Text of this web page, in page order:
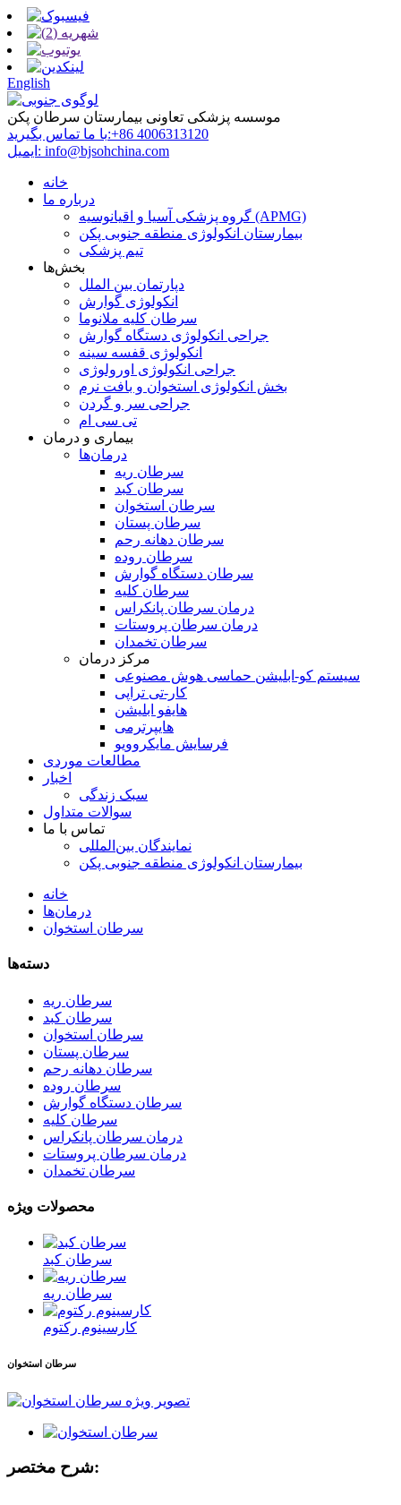
English
موسسه پزشکی تعاونی بیمارستان سرطان پکن
با ما تماس بگیرید:‎+86 4006313120‎
ایمیل: info@bjsohchina.com
خانه
درباره ما
گروه پزشکی آسیا و اقیانوسیه (APMG)
بیمارستان انکولوژی منطقه جنوبی پکن
تیم پزشکی
بخش‌ها
دپارتمان بین الملل
انکولوژی گوارش
سرطان کلیه ملانوما
جراحی انکولوژی دستگاه گوارش
انکولوژی قفسه سینه
جراحی انکولوژی اورولوژی
بخش انکولوژی استخوان و بافت نرم
جراحی سر و گردن
تی سی ام
بیماری و درمان
درمان‌ها
سرطان ریه
سرطان کبد
سرطان استخوان
سرطان پستان
سرطان دهانه رحم
سرطان روده
سرطان دستگاه گوارش
سرطان کلیه
درمان سرطان پانکراس
درمان سرطان پروستات
سرطان تخمدان
مرکز درمان
سیستم کو-ابلیشن حماسی هوش مصنوعی
کار-تی تراپی
هایفو ابلیشن
هایپرترمی
فرسایش مایکروویو
مطالعات موردی
اخبار
سبک زندگی
سوالات متداول
تماس با ما
نمایندگان بین‌المللی
بیمارستان انکولوژی منطقه جنوبی پکن
خانه
درمان‌ها
سرطان استخوان
دسته‌ها
سرطان ریه
سرطان کبد
سرطان استخوان
سرطان پستان
سرطان دهانه رحم
سرطان روده
سرطان دستگاه گوارش
سرطان کلیه
درمان سرطان پانکراس
درمان سرطان پروستات
سرطان تخمدان
محصولات ویژه
سرطان کبد
سرطان ریه
کارسینوم رکتوم
سرطان استخوان
شرح مختصر: